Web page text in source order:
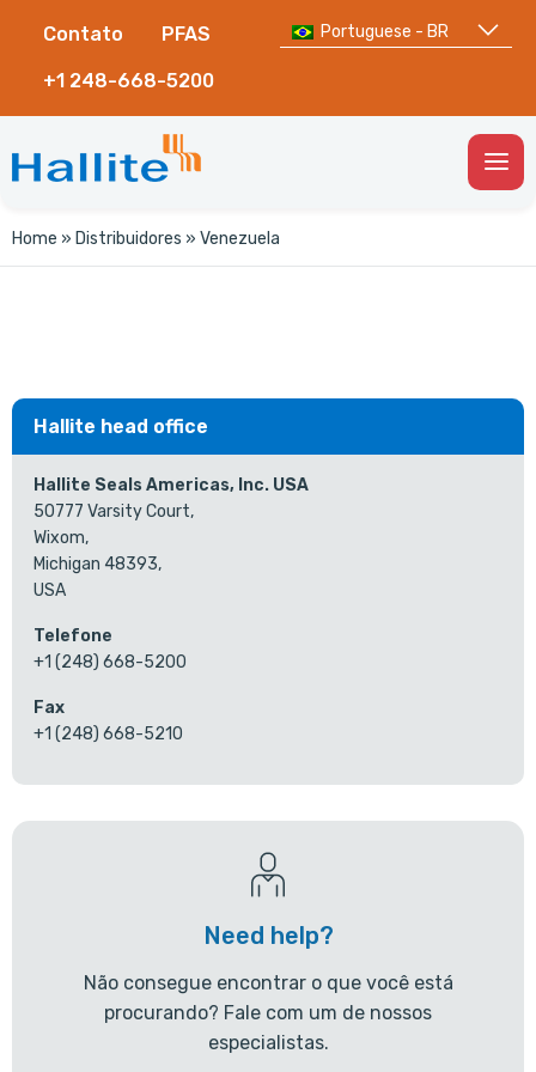
Contato PFAS
+1 248-668-5200
Portuguese - BR
Home » Distribuidores » Venezuela
Hallite head office
Hallite Seals Americas, Inc. USA
50777 Varsity Court,
Wixom,
Michigan 48393,
USA
Telefone
+1 (248) 668-5200
Fax
+1 (248) 668-5210
Need help?
Não consegue encontrar o que você está
procurando? Fale com um de nossos
especialistas.